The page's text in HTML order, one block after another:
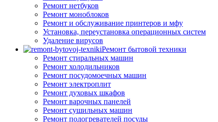
Ремонт нетбуков
Ремонт моноблоков
Ремонт и обслуживание принтеров и мфу
Установка, переустановка операционных систем
Удаление вирусов
Ремонт бытовой техники
Ремонт стиральных машин
Ремонт холодильников
Ремонт посудомоечных машин
Ремонт электроплит
Ремонт духовых шкафов
Ремонт варочных панелей
Ремонт сушильных машин
Ремонт подогревателей посуды